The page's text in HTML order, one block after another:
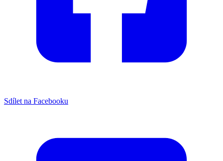
Sdílet na Facebooku